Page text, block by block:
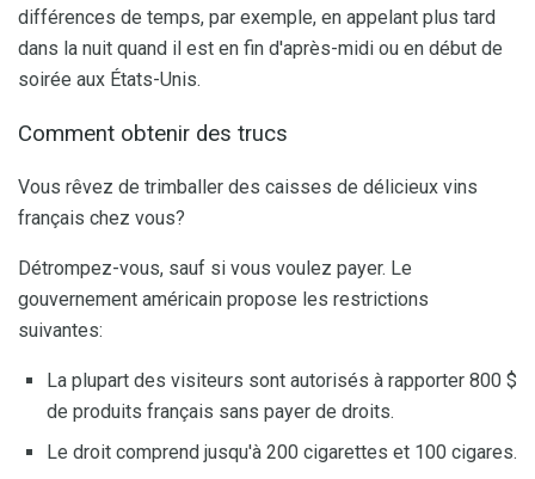
différences de temps, par exemple, en appelant plus tard
dans la nuit quand il est en fin d'après-midi ou en début de
soirée aux États-Unis.
Comment obtenir des trucs
Vous rêvez de trimballer des caisses de délicieux vins
français chez vous?
Détrompez-vous, sauf si vous voulez payer. Le
gouvernement américain propose les restrictions
suivantes:
La plupart des visiteurs sont autorisés à rapporter 800 $
de produits français sans payer de droits.
Le droit comprend jusqu'à 200 cigarettes et 100 cigares.